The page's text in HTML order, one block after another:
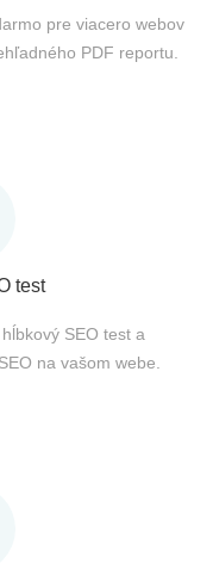
pre viacero webov
PDF reportu.
test
SEO test a
na vašom webe.